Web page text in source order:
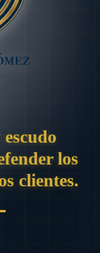
los
clientes.